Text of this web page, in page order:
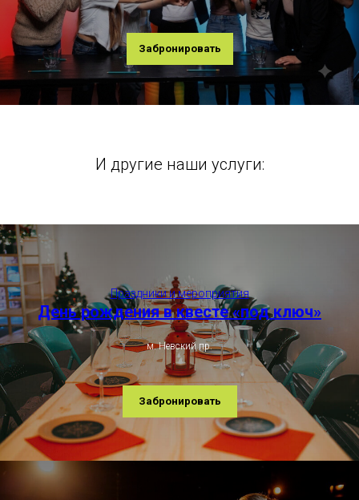
Забронировать
И другие наши услуги:
Праздники и мероприятия
День рождения в квесте «под ключ»
м. Невский пр.
Забронировать